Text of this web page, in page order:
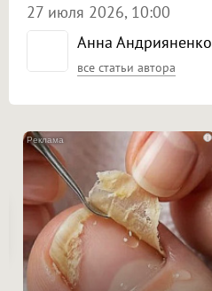
Анна Андрияненко
все статьи автора
27 июля 2026, 10:00
i